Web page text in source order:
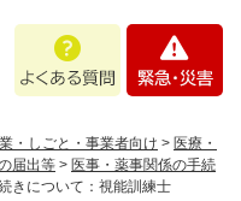
あ
問
・
・しごと・事業者向け > 医療・
届出等 > 医事・薬事関係の手続
きについて：視能訓練士